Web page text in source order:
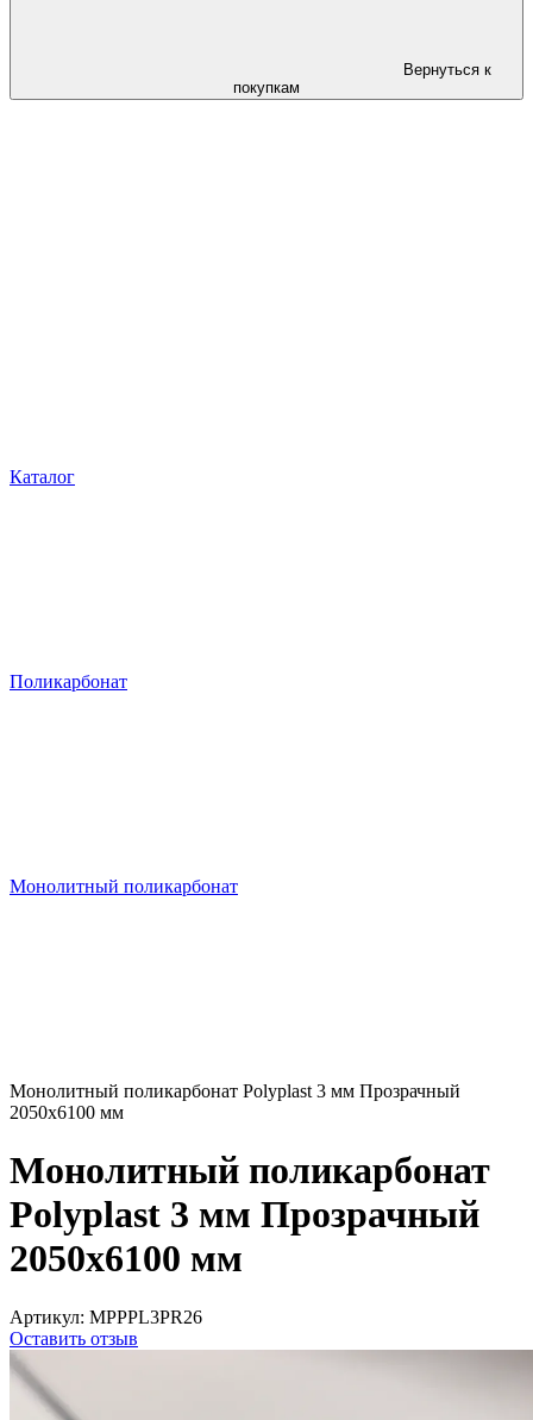
Вернуться к
покупкам
Каталог
Поликарбонат
Монолитный поликарбонат
Монолитный поликарбонат Polyplast 3 мм Прозрачный
2050x6100 мм
Монолитный поликарбонат
Polyplast 3 мм Прозрачный
2050x6100 мм
Артикул: MPPPL3PR26
Оставить отзыв